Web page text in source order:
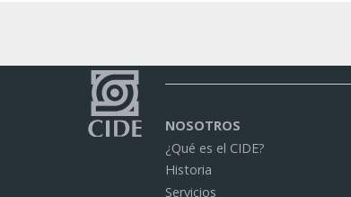
NOSOTROS
¿Qué es el CIDE?
Historia
Servicios